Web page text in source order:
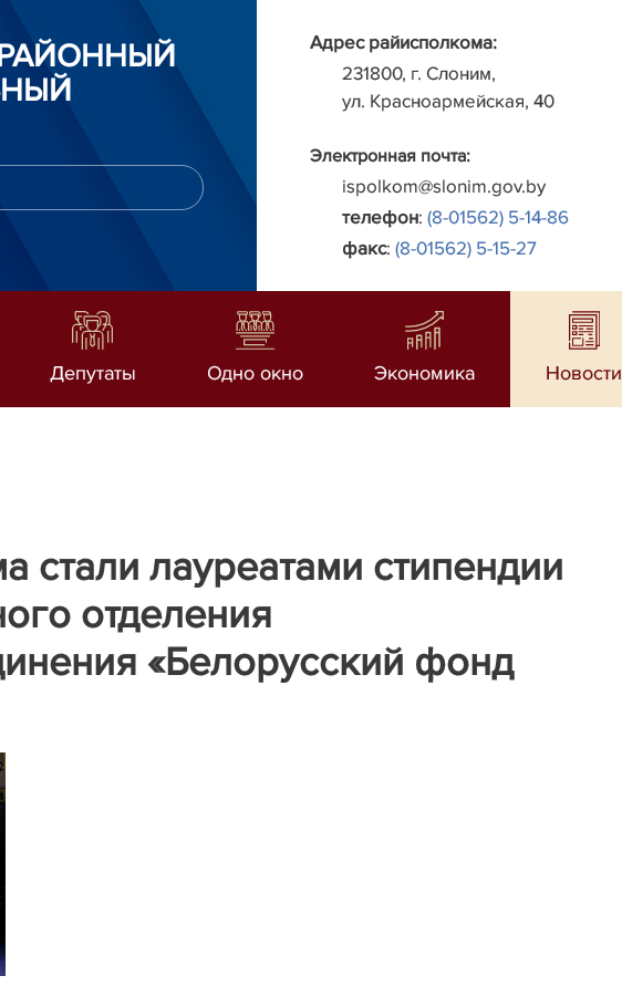
Адрес райисполкома:
231800, г. Слоним,
ул. Красноармейская, 40
Электронная почта:
ispolkom@slonim.gov.by
телефон: (8-01562) 5-14-86
факс: (8-01562) 5-15-27
Депутаты Одно окно Экономика Новости
лауреатами стипендии
отделения
«Белорусский фонд